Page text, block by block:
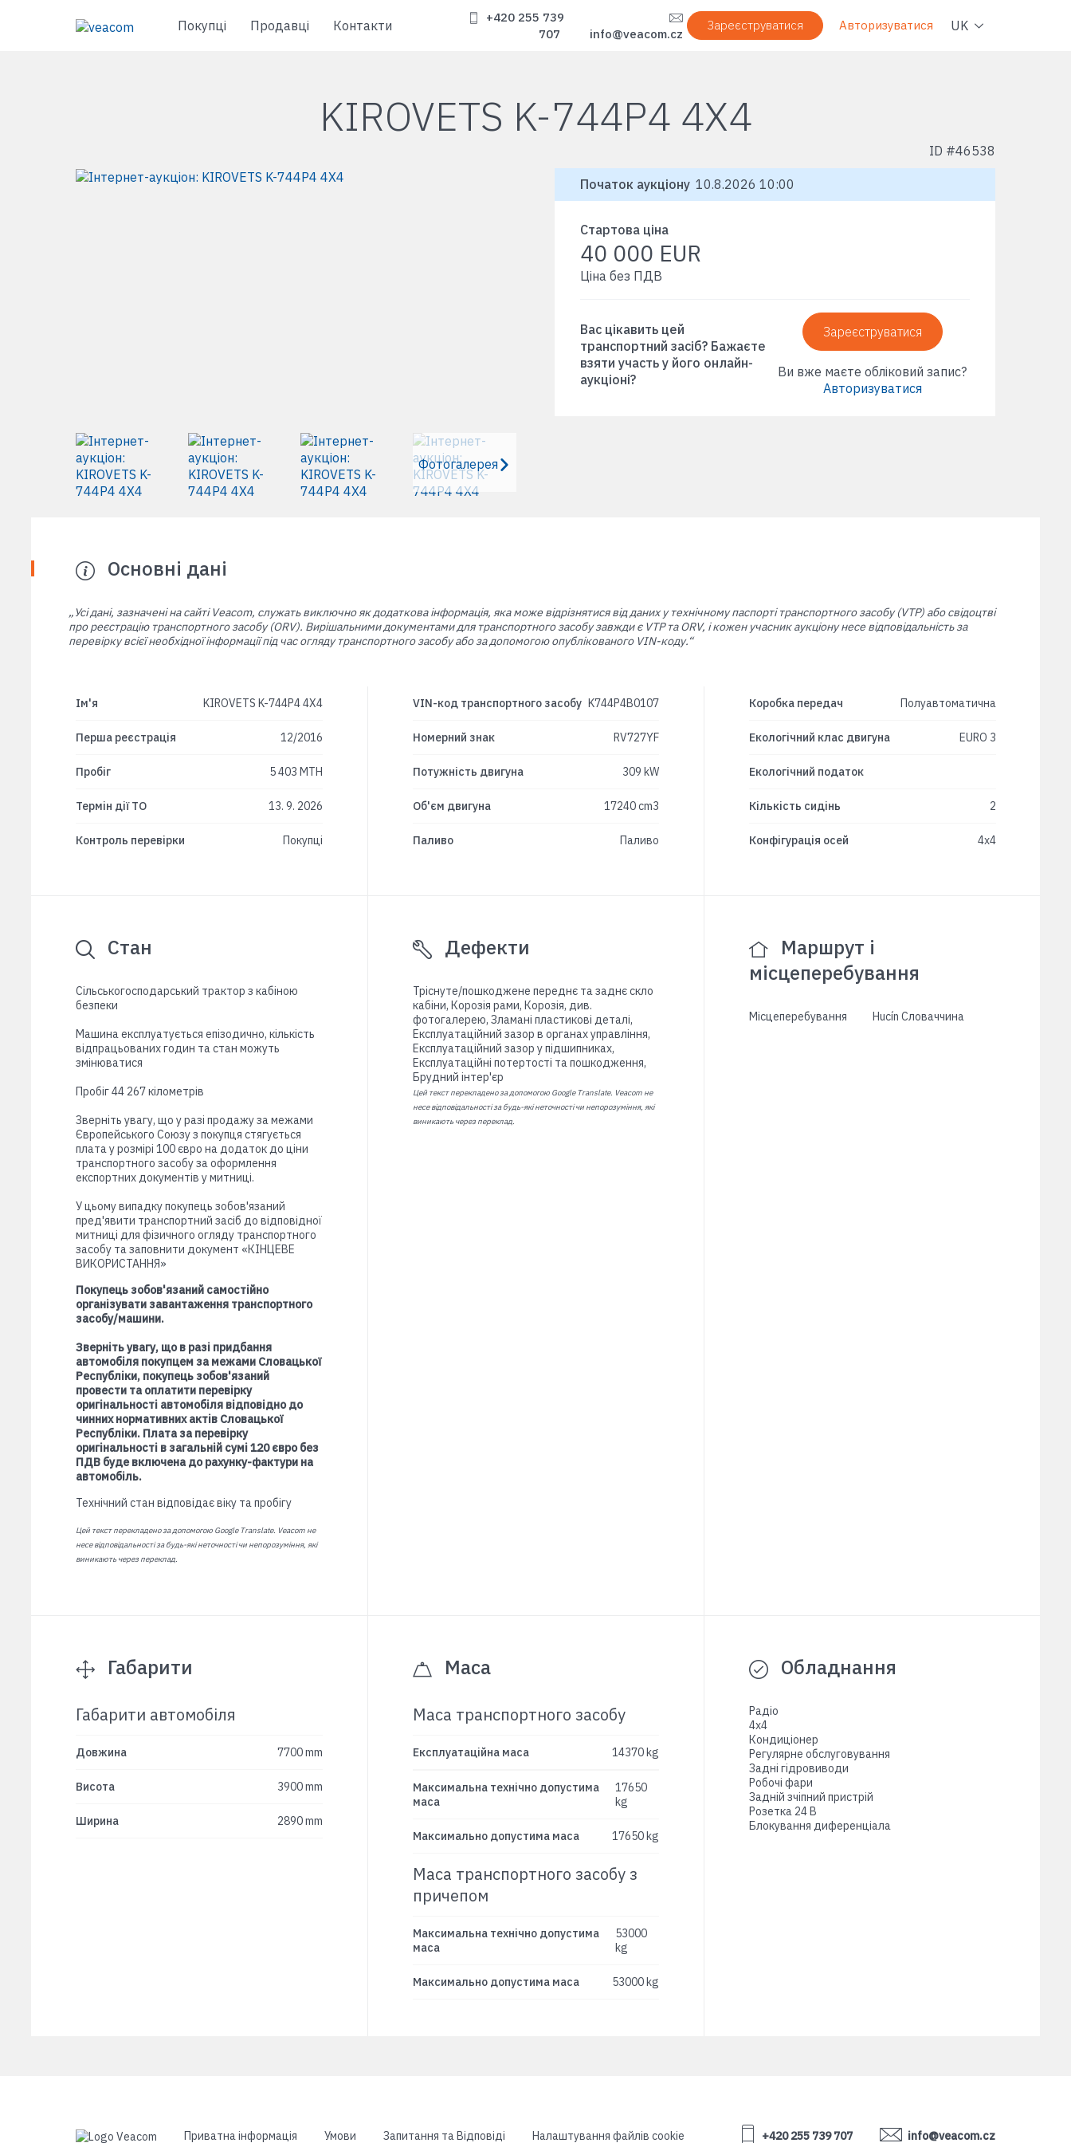
Покупці Продавці Контакти Зареєструватися Авторизуватися
+420 255 739
707
info@veacom.cz
UK
KIROVETS K-744P4 4X4
ID #46538
Фотогалерея
Початок аукціону 10.8.2026 10:00
Стартова ціна
40 000 EUR
Ціна без ПДВ
Вас цікавить цей
транспортний засіб? Бажаєте
взяти участь у його онлайн-
аукціоні?
Зареєструватися
Ви вже маєте обліковий запис?
Авторизуватися
Основні дані
„Усі дані, зазначені на сайті Veacom, служать виключно як додаткова інформація, яка може відрізнятися від даних у технічному паспорті транспортного засобу (VTP) або свідоцтві
про реєстрацію транспортного засобу (ORV). Вирішальними документами для транспортного засобу завжди є VTP та ORV, і кожен учасник аукціону несе відповідальність за
перевірку всієї необхідної інформації під час огляду транспортного засобу або за допомогою опублікованого VIN-коду.“
Ім'я KIROVETS K-744P4 4X4
Перша реєстрація 12/2016
Пробіг 5 403 MTH
Термін дії ТО 13. 9. 2026
Контроль перевірки Покупці
VIN-код транспортного засобу K744P4B0107
Номерний знак RV727YF
Потужність двигуна 309 kW
Об'єм двигуна 17240 cm3
Паливо Паливо
Коробка передач Полуавтоматична
Екологічний клас двигуна EURO 3
Екологічний податок
Кількість сидінь 2
Конфігурація осей 4x4
Стан
Сільськогосподарський трактор з кабіною
безпеки
Машина експлуатується епізодично, кількість
відпрацьованих годин та стан можуть
змінюватися
Пробіг 44 267 кілометрів
Зверніть увагу, що у разі продажу за межами
Європейського Союзу з покупця стягується
плата у розмірі 100 євро на додаток до ціни
транспортного засобу за оформлення
експортних документів у митниці.
У цьому випадку покупець зобов'язаний
пред'явити транспортний засіб до відповідної
митниці для фізичного огляду транспортного
засобу та заповнити документ «КІНЦЕВЕ
ВИКОРИСТАННЯ»
Покупець зобов'язаний самостійно
організувати завантаження транспортного
засобу/машини.
Зверніть увагу, що в разі придбання
автомобіля покупцем за межами Словацької
Республіки, покупець зобов'язаний
провести та оплатити перевірку
оригінальності автомобіля відповідно до
чинних нормативних актів Словацької
Республіки. Плата за перевірку
оригінальності в загальній сумі 120 євро без
ПДВ буде включена до рахунку-фактури на
автомобіль.
Технічний стан відповідає віку та пробігу
Цей текст перекладено за допомогою Google Translate. Veacom не
несе відповідальності за будь-які неточності чи непорозуміння, які
виникають через переклад.
Дефекти
Тріснуте/пошкоджене переднє та заднє скло
кабіни, Корозія рами, Корозія, див.
фотогалерею, Зламані пластикові деталі,
Експлуатаційний зазор в органах управління,
Експлуатаційний зазор у підшипниках,
Експлуатаційні потертості та пошкодження,
Брудний інтер'єр
Цей текст перекладено за допомогою Google Translate. Veacom не
несе відповідальності за будь-які неточності чи непорозуміння, які
виникають через переклад.
Маршрут і
місцеперебування
Місцеперебування Hucín Словаччина
Габарити
Габарити автомобіля
Довжина 7700 mm
Висота 3900 mm
Ширина 2890 mm
Маса
Маса транспортного засобу
Експлуатаційна маса 14370 kg
Максимальна технічно допустима
маса
17650
kg
Максимально допустима маса 17650 kg
Маса транспортного засобу з
причепом
Максимальна технічно допустима
маса
53000
kg
Максимально допустима маса 53000 kg
Обладнання
Радіо
4x4
Кондиціонер
Регулярне обслуговування
Задні гідровиводи
Робочі фари
Задній зчіпний пристрій
Розетка 24 В
Блокування диференціала
Приватна інформація Умови Запитання та Відповіді Налаштування файлів cookie +420 255 739 707 info@veacom.cz